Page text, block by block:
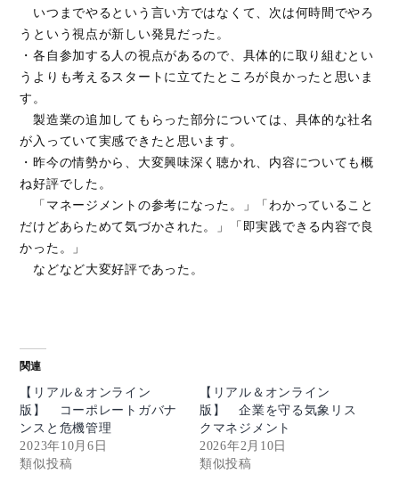
いつまでやるという言い方ではなくて、次は何時間でやろ
うという視点が新しい発見だった。
・各自参加する人の視点があるので、具体的に取り組むとい
うよりも考えるスタートに立てたところが良かったと思いま
す。
製造業の追加してもらった部分については、具体的な社名
が入っていて実感できたと思います。
・昨今の情勢から、大変興味深く聴かれ、内容についても概
ね好評でした。
「マネージメントの参考になった。」「わかっていること
だけどあらためて気づかされた。」「即実践できる内容で良
かった。」
などなど大変好評であった。
関連
【リアル＆オンライン
版】 コーポレートガバナ
ンスと危機管理
2023年10月6日
類似投稿
【リアル＆オンライン
版】 企業を守る気象リス
クマネジメント
2026年2月10日
類似投稿